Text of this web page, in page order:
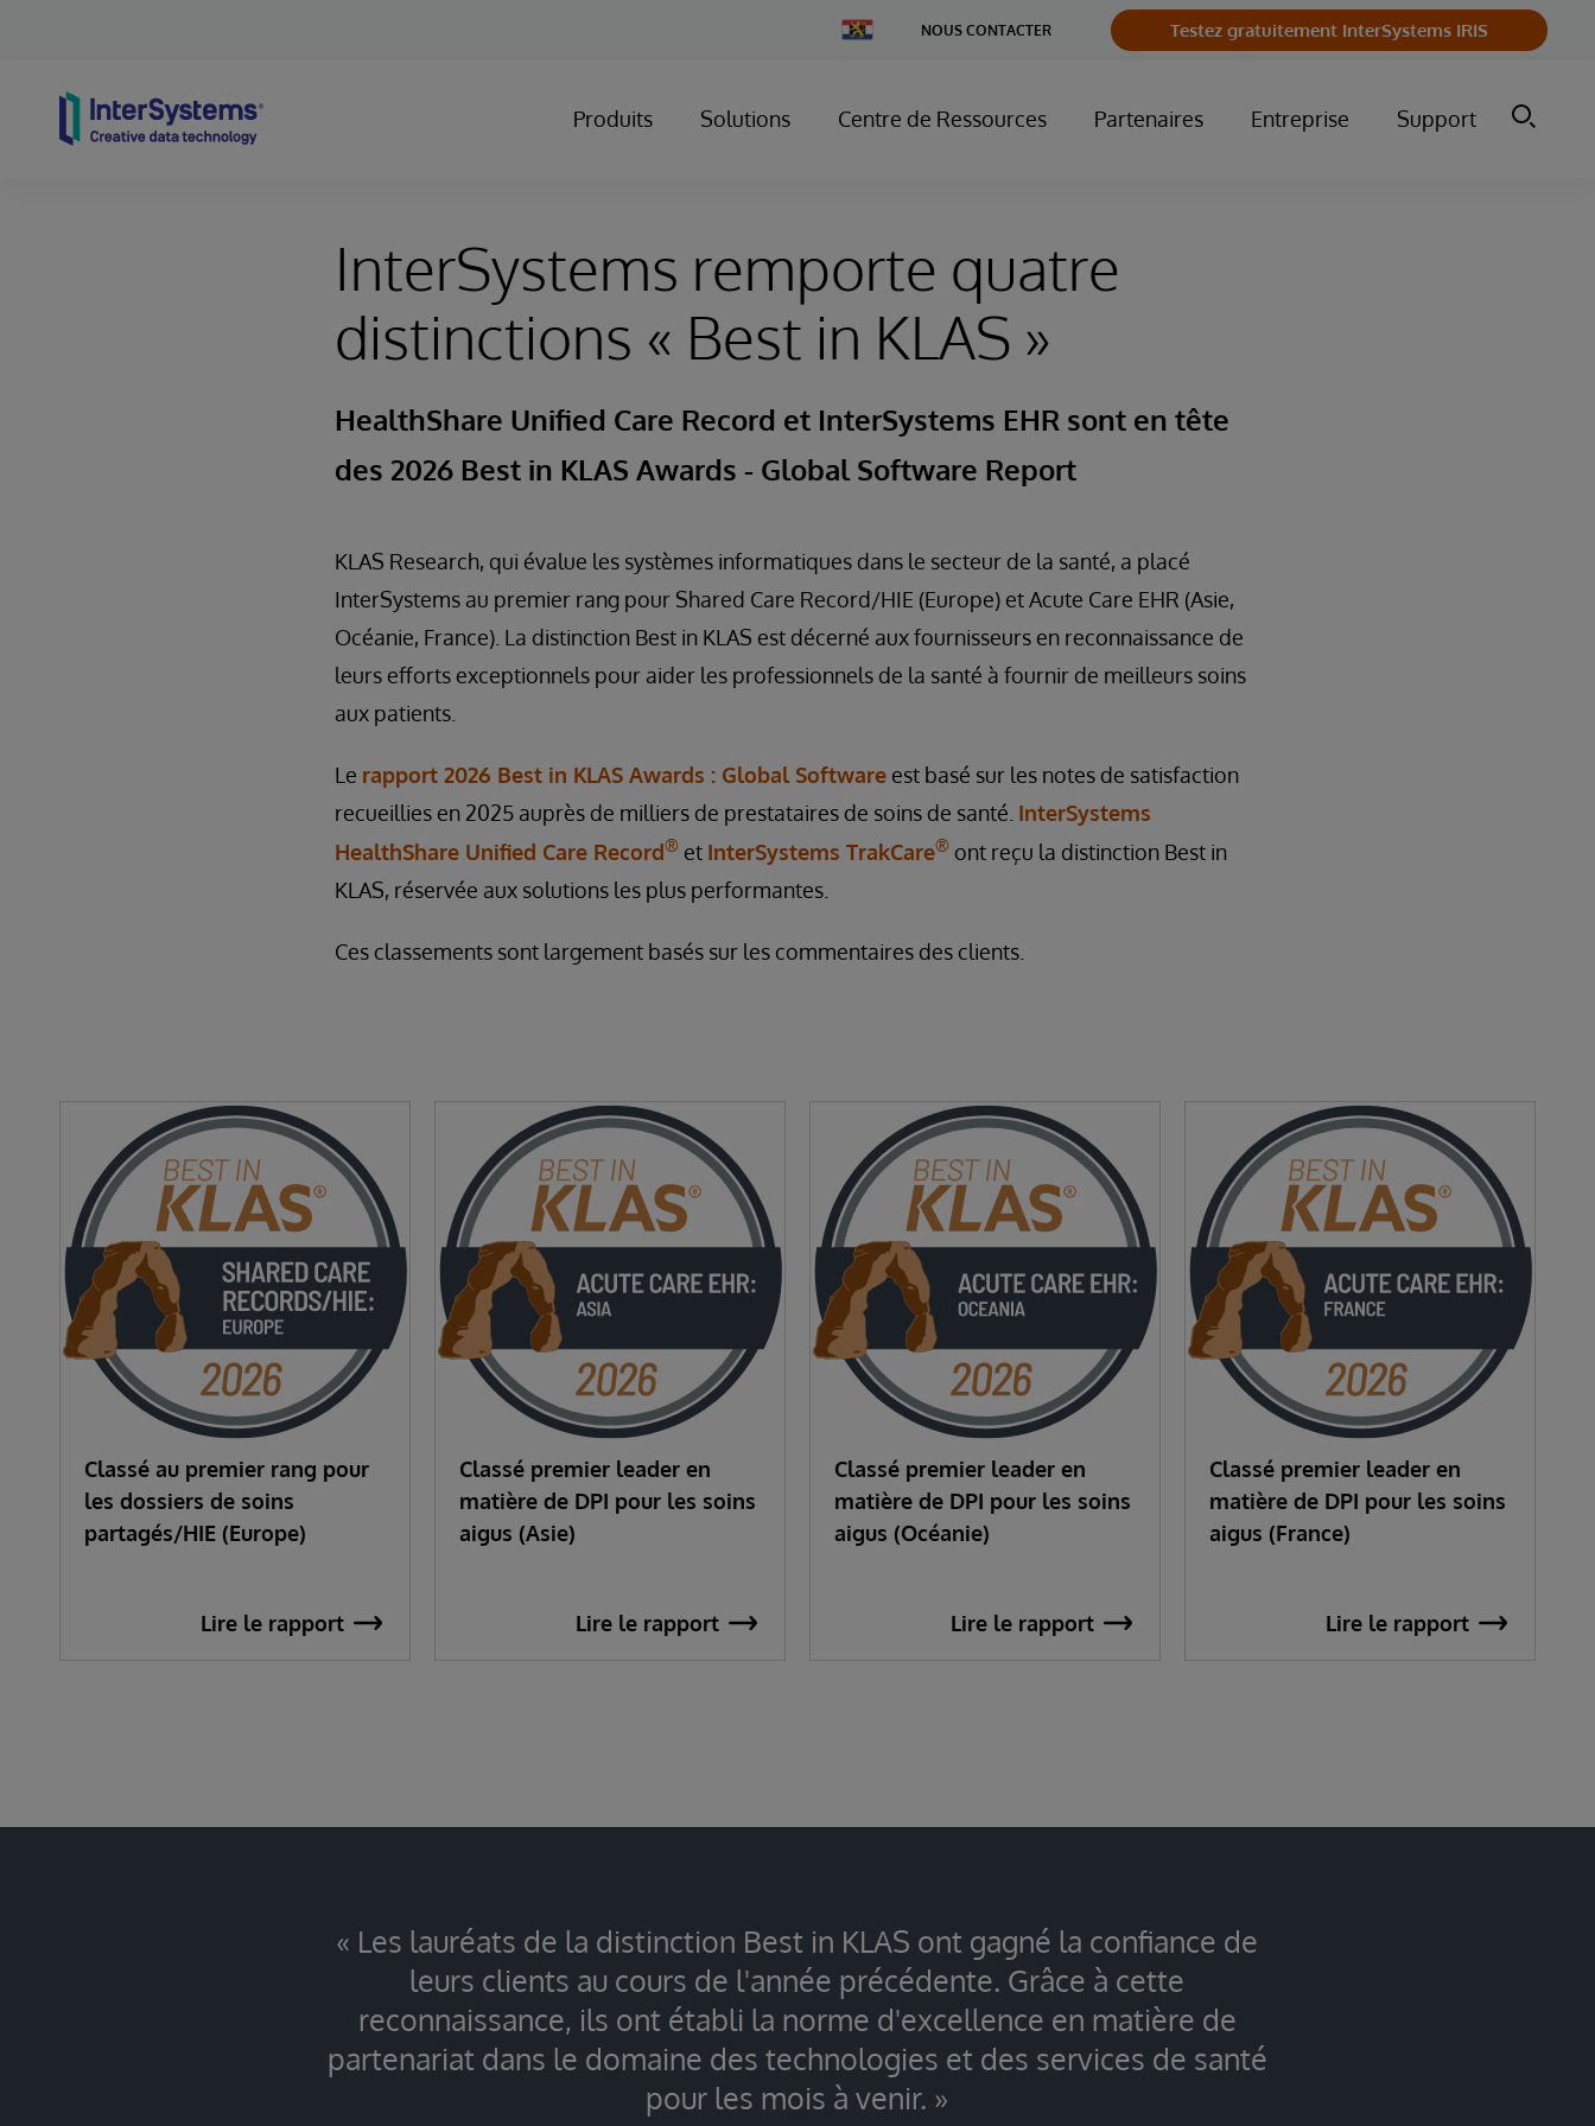
Change
Country
NOUS CONTACTER Testez gratuitement InterSystems IRIS
Produits Solutions Centre de Ressources Partenaires Entreprise Support
InterSystems remporte quatre
distinctions « Best in KLAS »
HealthShare Unified Care Record et InterSystems EHR sont en tête
des 2026 Best in KLAS Awards - Global Software Report
KLAS Research, qui évalue les systèmes informatiques dans le secteur de la santé, a placé
InterSystems au premier rang pour Shared Care Record/HIE (Europe) et Acute Care EHR (Asie,
Océanie, France). La distinction Best in KLAS est décerné aux fournisseurs en reconnaissance de
leurs efforts exceptionnels pour aider les professionnels de la santé à fournir de meilleurs soins
aux patients.
Le rapport 2026 Best in KLAS Awards : Global Software est basé sur les notes de satisfaction
recueillies en 2025 auprès de milliers de prestataires de soins de santé. InterSystems
HealthShare Unified Care Record® et InterSystems TrakCare® ont reçu la distinction Best in
KLAS, réservée aux solutions les plus performantes.
Ces classements sont largement basés sur les commentaires des clients.
Classé au premier rang pour
les dossiers de soins
partagés/HIE (Europe)
Lire le rapport
Classé premier leader en
matière de DPI pour les soins
aigus (Asie)
Lire le rapport
Classé premier leader en
matière de DPI pour les soins
aigus (Océanie)
Lire le rapport
Classé premier leader en
matière de DPI pour les soins
aigus (France)
Lire le rapport
« Les lauréats de la distinction Best in KLAS ont gagné la confiance de
leurs clients au cours de l'année précédente. Grâce à cette
reconnaissance, ils ont établi la norme d'excellence en matière de
partenariat dans le domaine des technologies et des services de santé
pour les mois à venir. »